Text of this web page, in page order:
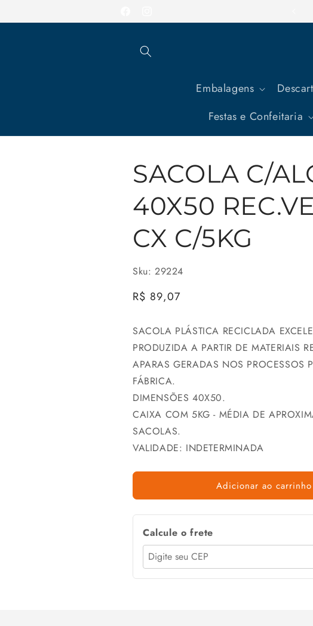
conteúdo
Embalagens
Festas e Confeitaria
SACOLA C/
40X50
CX C/5KG
Sku: 29224
Preço
R$ 89,07
SACOLA PLÁSTICA RECICLADA
PRODUZIDA A PARTIR DE MATERIAIS
APARAS GERADAS NOS PROCESSOS
FÁBRICA.
DIMENSÕES 40X50.
CAIXA COM 5KG - MÉDIA DE
SACOLAS.
VALIDADE: INDETERMINADA
Adicionar ao carrinho
Calcule o frete